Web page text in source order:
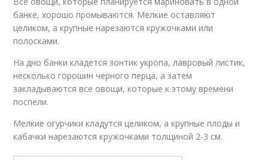
банке, хорошо промываются. Мелкие оставляют
целиком, а крупные нарезаются кружочками или
полосками.
На дно банки кладется зонтик укропа, лавровый листик,
несколько горошин черного перца, а затем
закладываются все овощи, которые к этому времени
поспели.
Мелкие огурчики кладутся целиком, а крупные плоды и
кабачки нарезаются кружочками толщиной 2-3 см.